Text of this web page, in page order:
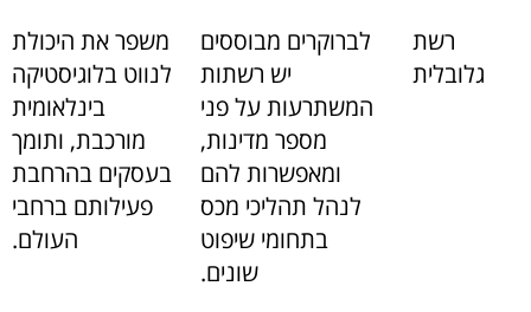
רשת
גלובלית
לברוקרים מבוססים
יש רשתות
המשתרעות על פני
מספר מדינות,
ומאפשרות להם
לנהל תהליכי מכס
בתחומי שיפוט
שונים.
משפר את היכולת
לנווט בלוגיסטיקה
בינלאומית
מורכבת, ותומך
בעסקים בהרחבת
פעילותם ברחבי
העולם.